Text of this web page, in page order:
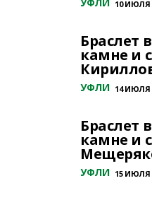
10 ИЮЛЯ
Браслет
камне и
УФЛИ 14 ИЮЛЯ
Браслет
камне и
УФЛИ 15 ИЮЛЯ